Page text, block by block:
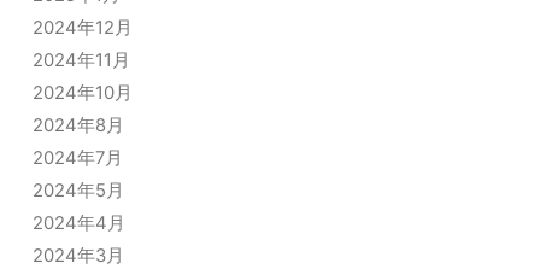
2024年12月
2024年11月
2024年10月
2024年8月
2024年7月
2024年5月
2024年4月
2024年3月